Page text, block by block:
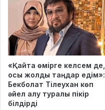
«Қайта өмірге келсем де,
осы жолды таңдар едім»:
Бекболат Тілеухан көп
әйел алу туралы пікір
білдірді